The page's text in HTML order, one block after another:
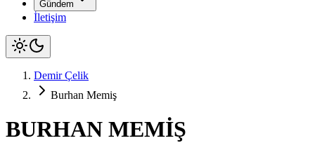
Gündem
İletişim
Demir Çelik
Burhan Memiş
BURHAN MEMİŞ